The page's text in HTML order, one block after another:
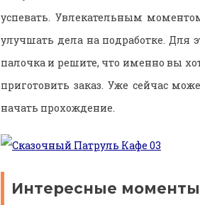
успевать. Увлекательным
улучшать дела на подработке. Для
палочка и решите, что именно вы
приготовить заказ. Уже сейчас
начать прохождение.
Интересные